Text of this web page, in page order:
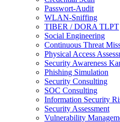
Passwort-Audit
WLAN-Sniffing
TIBER / DORA TLPT
Social Engineering
Continuous Threat
Physical Access
Security Awareness
Phishing Simulation
Security Consulting
SOC Consulting
Information Security
Security Assessment
Vulnerability